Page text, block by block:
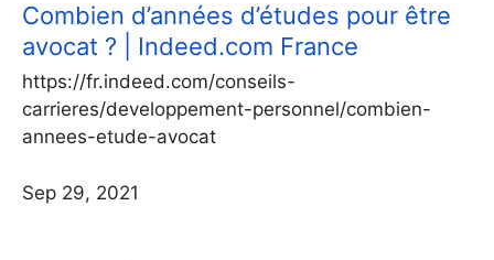
Combien d’années d’études pour être
avocat ? | Indeed.com France
https://fr.indeed.com/conseils-
carrieres/developpement-personnel/combien-
annees-etude-avocat
Sep 29, 2021